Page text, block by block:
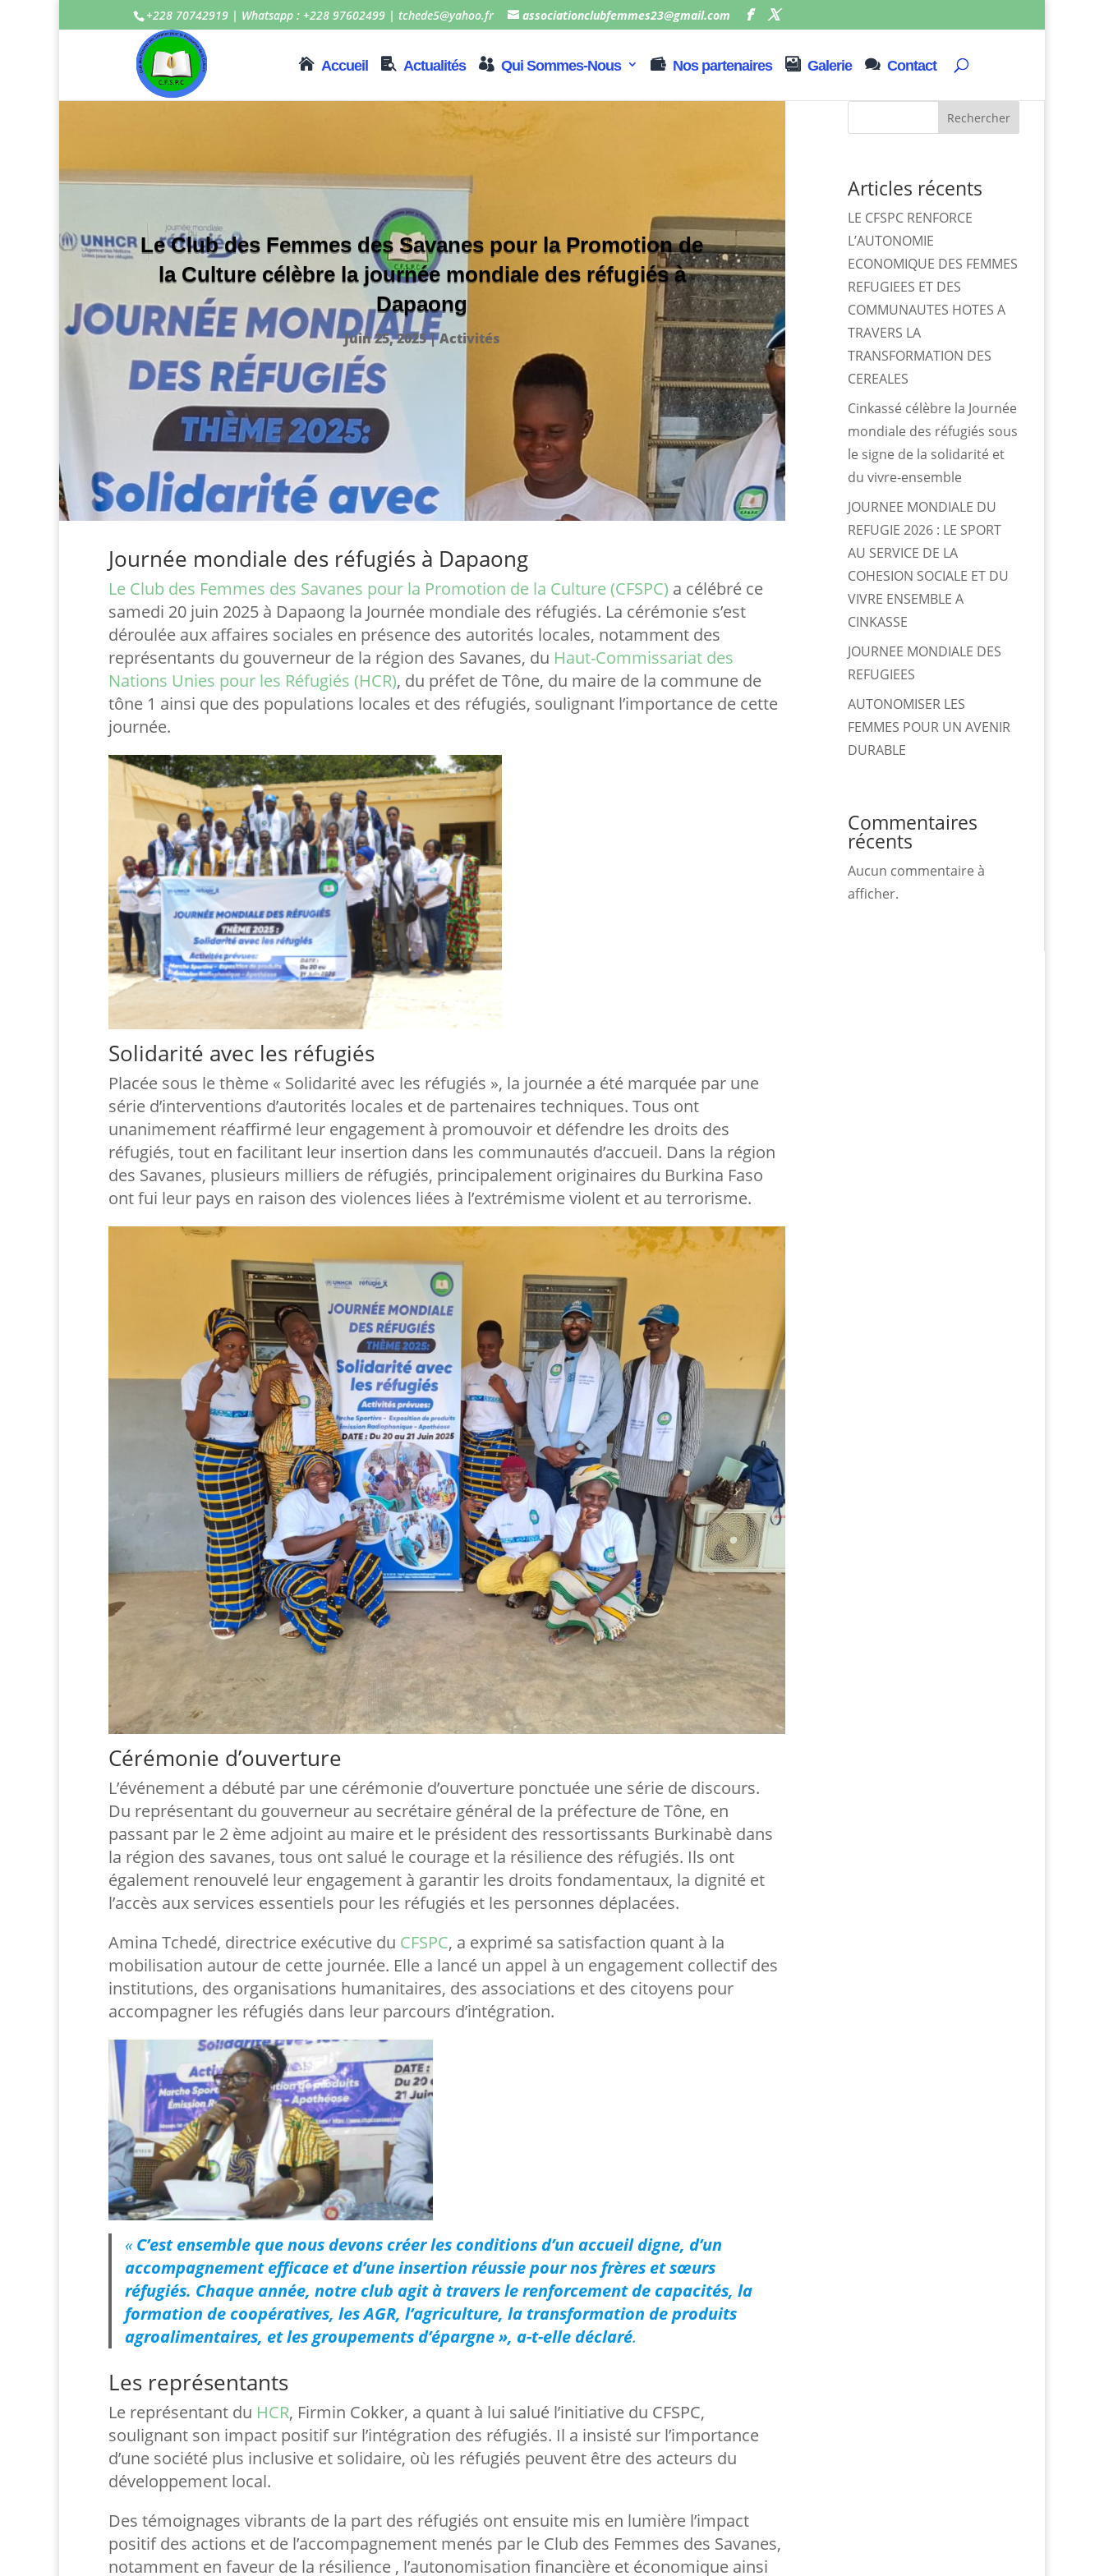
+228 70742919 | Whatsapp : +228 97602499 | tchede5@yahoo.fr associationclubfemmes23@gmail.com
Accueil Actualités Qui Sommes-Nous Nos partenaires Galerie Contact
Le Club des Femmes des Savanes pour la Promotion de
la Culture célèbre la journée mondiale des réfugiés à
Dapaong
Juin 25, 2025|Activités
Journée mondiale des réfugiés à Dapaong
Le Club des Femmes des Savanes pour la Promotion de la Culture (CFSPC) a célébré ce
samedi 20 juin 2025 à Dapaong la Journée mondiale des réfugiés. La cérémonie s’est
déroulée aux affaires sociales en présence des autorités locales, notamment des
représentants du gouverneur de la région des Savanes, du Haut-Commissariat des
Nations Unies pour les Réfugiés (HCR), du préfet de Tône, du maire de la commune de
tône 1 ainsi que des populations locales et des réfugiés, soulignant l’importance de cette
journée.
Solidarité avec les réfugiés
Placée sous le thème « Solidarité avec les réfugiés », la journée a été marquée par une
série d’interventions d’autorités locales et de partenaires techniques. Tous ont
unanimement réaffirmé leur engagement à promouvoir et défendre les droits des
réfugiés, tout en facilitant leur insertion dans les communautés d’accueil. Dans la région
des Savanes, plusieurs milliers de réfugiés, principalement originaires du Burkina Faso
ont fui leur pays en raison des violences liées à l’extrémisme violent et au terrorisme.
Cérémonie d’ouverture
L’événement a débuté par une cérémonie d’ouverture ponctuée une série de discours.
Du représentant du gouverneur au secrétaire général de la préfecture de Tône, en
passant par le 2 ème adjoint au maire et le président des ressortissants Burkinabè dans
la région des savanes, tous ont salué le courage et la résilience des réfugiés. Ils ont
également renouvelé leur engagement à garantir les droits fondamentaux, la dignité et
l’accès aux services essentiels pour les réfugiés et les personnes déplacées.
Amina Tchedé, directrice exécutive du CFSPC, a exprimé sa satisfaction quant à la
mobilisation autour de cette journée. Elle a lancé un appel à un engagement collectif des
institutions, des organisations humanitaires, des associations et des citoyens pour
accompagner les réfugiés dans leur parcours d’intégration.
« C’est ensemble que nous devons créer les conditions d’un accueil digne, d’un
accompagnement efficace et d’une insertion réussie pour nos frères et sœurs
réfugiés. Chaque année, notre club agit à travers le renforcement de capacités, la
formation de coopératives, les AGR, l’agriculture, la transformation de produits
agroalimentaires, et les groupements d’épargne », a-t-elle déclaré.
Les représentants
Le représentant du HCR, Firmin Cokker, a quant à lui salué l’initiative du CFSPC,
soulignant son impact positif sur l’intégration des réfugiés. Il a insisté sur l’importance
d’une société plus inclusive et solidaire, où les réfugiés peuvent être des acteurs du
développement local.
Des témoignages vibrants de la part des réfugiés ont ensuite mis en lumière l’impact
positif des actions et de l’accompagnement menés par le Club des Femmes des Savanes,
notamment en faveur de la résilience , l’autonomisation financière et économique ainsi
Rechercher
Articles récents
LE CFSPC RENFORCE
L’AUTONOMIE
ECONOMIQUE DES FEMMES
REFUGIEES ET DES
COMMUNAUTES HOTES A
TRAVERS LA
TRANSFORMATION DES
CEREALES
Cinkassé célèbre la Journée
mondiale des réfugiés sous
le signe de la solidarité et
du vivre-ensemble
JOURNEE MONDIALE DU
REFUGIE 2026 : LE SPORT
AU SERVICE DE LA
COHESION SOCIALE ET DU
VIVRE ENSEMBLE A
CINKASSE
JOURNEE MONDIALE DES
REFUGIEES
AUTONOMISER LES
FEMMES POUR UN AVENIR
DURABLE
Commentaires
récents
Aucun commentaire à
afficher.